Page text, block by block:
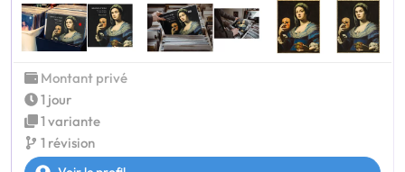
Montant privé
1 jour
1 variante
1 révision